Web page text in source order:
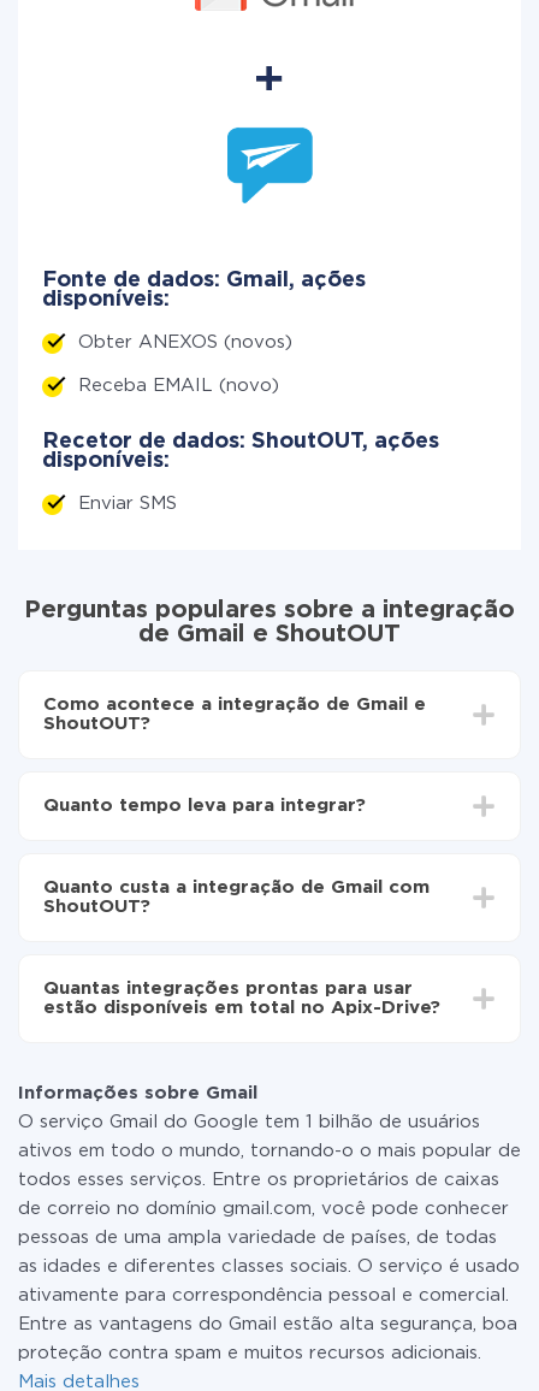
Fonte de dados: Gmail, ações
disponíveis:
Obter ANEXOS (novos)
Receba EMAIL (novo)
Recetor de dados: ShoutOUT, ações
disponíveis:
Enviar SMS
Perguntas populares sobre a integração
de Gmail e ShoutOUT
Como acontece a integração de Gmail e
ShoutOUT?
ShoutOUT
automaticamente de Gmail para ShoutOUT
Quanto tempo leva para integrar?
30 minutos. Em média, a configuração leva de 10 a 15
minutos.
Quanto custa a integração de Gmail com
ShoutOUT?
as tarifas. Você paga apenas pela quantidade de
dados que é realmente transferida de um de seus
ou mudar para um de pago, se necessário. Mais
detalhes sobretarifas.
Quantas integrações prontas para usar
estão disponíveis em total no Apix-Drive?
Informações sobre Gmail
O serviço Gmail do Google tem 1 bilhão de usuários
ativos em todo o mundo, tornando-o o mais popular de
todos esses serviços. Entre os proprietários de caixas
de correio no domínio gmail.com, você pode conhecer
pessoas de uma ampla variedade de países, de todas
as idades e diferentes classes sociais. O serviço é usado
ativamente para correspondência pessoal e comercial.
Entre as vantagens do Gmail estão alta segurança, boa
proteção contra spam e muitos recursos adicionais.
Mais detalhes